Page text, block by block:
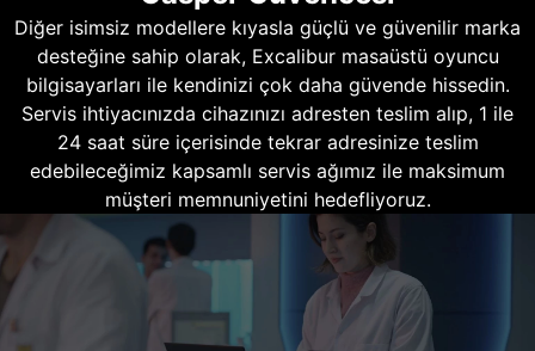
Diğer isimsiz modellere kıyasla güçlü ve güvenilir marka
desteğine sahip olarak, Excalibur masaüstü oyuncu
bilgisayarları ile kendinizi çok daha güvende hissedin.
Servis ihtiyacınızda cihazınızı adresten teslim alıp, 1 ile
24 saat süre içerisinde tekrar adresinize teslim
edebileceğimiz kapsamlı servis ağımız ile maksimum
müşteri memnuniyetini hedefliyoruz.